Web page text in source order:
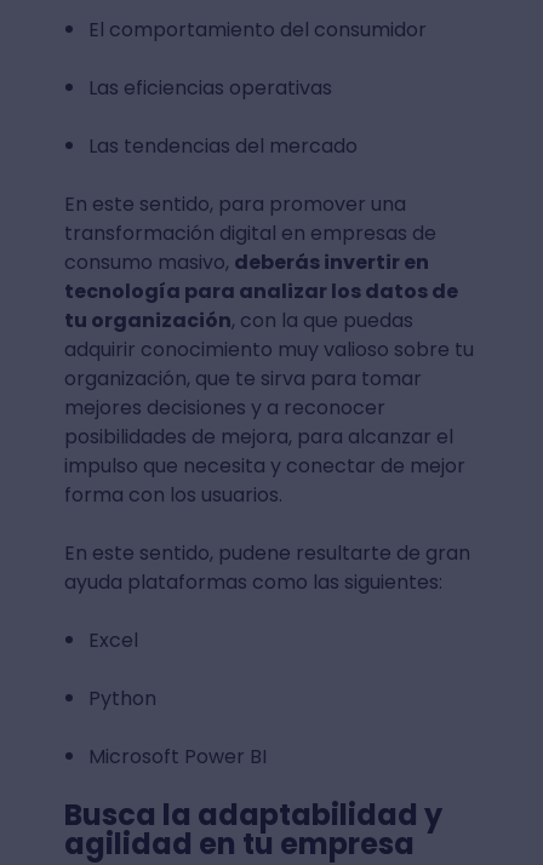
El comportamiento del consumidor
Las eficiencias operativas
Las tendencias del mercado
En este sentido, para promover una
transformación digital en empresas de
consumo masivo, deberás invertir en
tecnología para analizar los datos de
tu organización, con la que puedas
adquirir conocimiento muy valioso sobre tu
organización, que te sirva para tomar
mejores decisiones y a reconocer
posibilidades de mejora, para alcanzar el
impulso que necesita y conectar de mejor
forma con los usuarios.
En este sentido, pudene resultarte de gran
ayuda plataformas como las siguientes:
Excel
Python
Microsoft Power BI
Busca la adaptabilidad y
agilidad en tu empresa